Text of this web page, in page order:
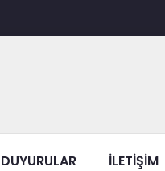
DUYURULAR İLETİŞİM